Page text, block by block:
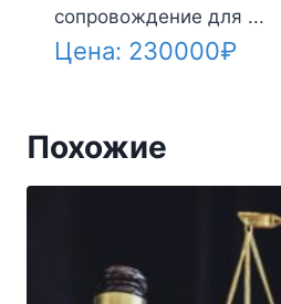
сопровождение для ...
Цена: 230000₽
Похожие